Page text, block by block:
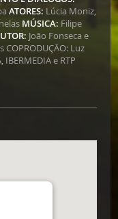
ATORES: Lúcia Moniz,
MÚSICA: Filipe
João Fonseca e
COPRODUÇÃO: Luz
IBERMEDIA e RTP